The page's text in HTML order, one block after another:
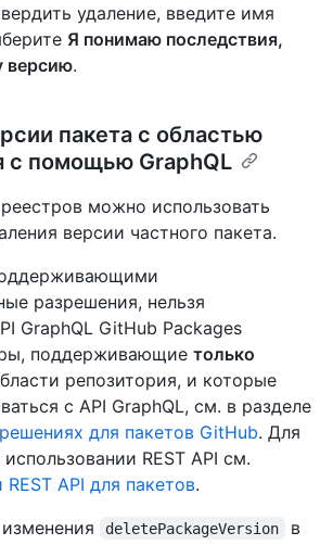
удаление, введите имя
Я понимаю последствия,
версию.
пакета с областью
с помощью GraphQL
можно использовать
версии частного пакета.
разрешения, нельзя
GraphQL GitHub Packages
поддерживающие только
репозитория, и которые
с API GraphQL, см. в разделе
для пакетов GitHub. Для
REST API см.
API для пакетов.
deletePackageVersion
в